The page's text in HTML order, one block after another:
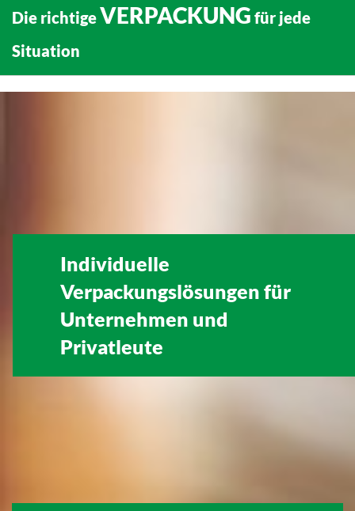
Die richtigeVERPACKUNG für jede
Situation
Individuelle
Verpackungslösungen für
Unternehmen und
Privatleute